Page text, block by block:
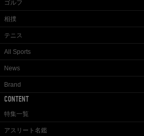
ゴルフ
相撲
テニス
All Sports
News
Brand
CONTENT
特集一覧
アスリート名鑑